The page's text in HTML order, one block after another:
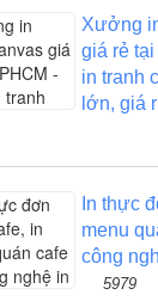
Xưởng
giá rẻ
in tranh
lớn, giá
In thực
menu
công
5979